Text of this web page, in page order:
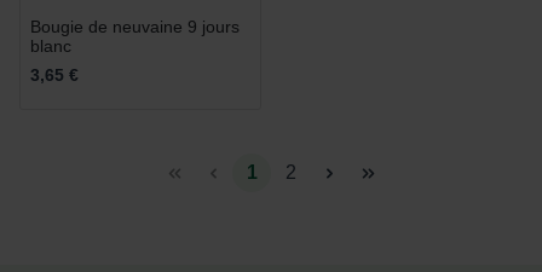
Bougie de neuvaine 9 jours
blanc
3,65 €
1 2